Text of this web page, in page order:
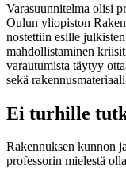
Varasuunnitelma olisi
Oulun yliopiston
nostettiin esille
mahdollistaminen
varautumista täytyy
sekä
Ei turhille
Rakennuksen kunnon
professorin mielestä